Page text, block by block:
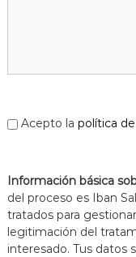
Acepto la política
Información básica
del proceso es Iban
tratados para
legitimación del
interesado. Tus datos